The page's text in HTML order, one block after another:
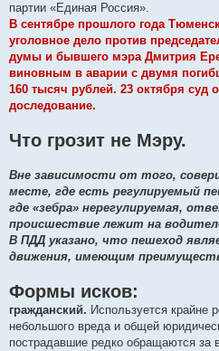
партии «Единая Россия».
В сентябре прошлого года
уголовное дело против
думы и бывшего мэра Дмитрия
виновным в аварии с двумя
160 тысяч рублей. 23 октября суд
доследование.
Что грозит не Мэру.
Вне зависимости от того,
месте, где есть регулируемый
где «зебра» нерегулируемая,
происшествие лежит на
В ПДД указано, что пешеход
движения, имеющим
Формы исков:
гражданский. Используется крайне
небольшого вреда и общей
пострадавшие редко обращаются